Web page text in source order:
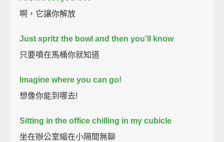
啊，它讓你解放
Just spritz the bowl and then you'll know
只要噴在馬桶你就知道
Imagine where you can go!
想像你能到哪去!
Sitting in the office chilling in my cubicle
坐在辦公室縮在小隔間無聊